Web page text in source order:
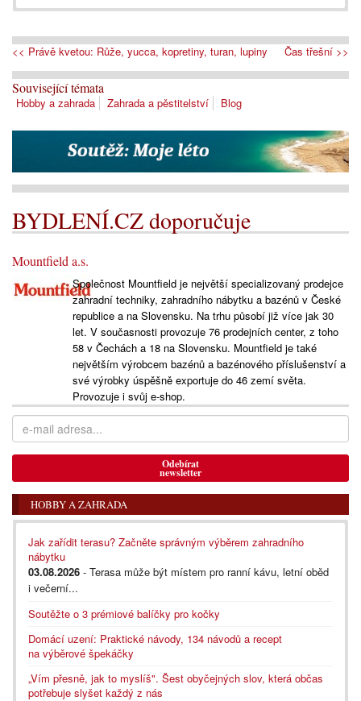
<< Právě kvetou: Růže, yucca, kopretiny, turan, lupiny Čas třešní >>
Související témata
Hobby a zahrada Zahrada a pěstitelství Blog
BYDLENÍ.CZ doporučuje
Mountfield a.s.
Společnost Mountfield je největší specializovaný prodejce
zahradní techniky, zahradního nábytku a bazénů v České
republice a na Slovensku. Na trhu působí již více jak 30
let. V současnosti provozuje 76 prodejních center, z toho
58 v Čechách a 18 na Slovensku. Mountfield je také
největším výrobcem bazénů a bazénového příslušenství a
své výrobky úspěšně exportuje do 46 zemí světa.
Provozuje i svůj e-shop.
Odebírat
newsletter
HOBBY A ZAHRADA
Jak zařídit terasu? Začněte správným výběrem zahradního
nábytku
03.08.2026 - Terasa může být místem pro ranní kávu, letní oběd
i večerní...
Soutěžte o 3 prémiové balíčky pro kočky
Domácí uzení: Praktické návody, 134 návodů a recept
na výběrové špekáčky
„Vím přesně, jak to myslíš". Šest obyčejných slov, která občas
potřebuje slyšet každý z nás